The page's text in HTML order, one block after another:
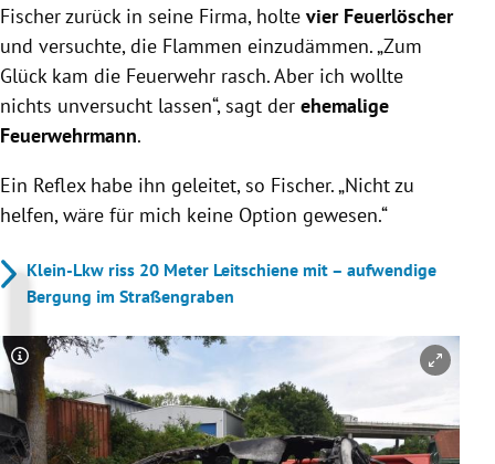
Fischer zurück in seine Firma, holte vier Feuerlöscher
und versuchte, die Flammen einzudämmen. „Zum
Glück kam die Feuerwehr rasch. Aber ich wollte
nichts unversucht lassen“, sagt der ehemalige
Feuerwehrmann.
Ein Reflex habe ihn geleitet, so Fischer. „Nicht zu
helfen, wäre für mich keine Option gewesen.“
Klein-Lkw riss 20 Meter Leitschiene mit – aufwendige
Bergung im Straßengraben
Copyright-Hinweis öffnen/schließen